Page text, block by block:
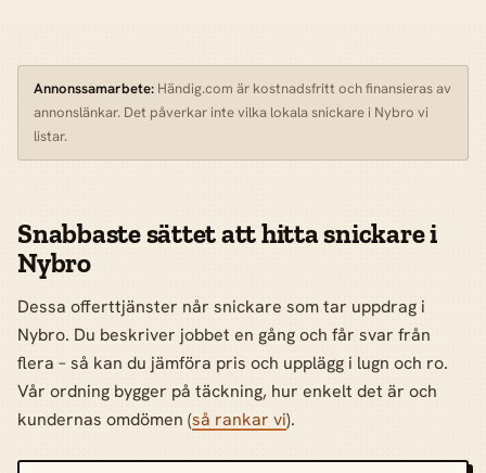
Annonssamarbete: Händig.com är kostnadsfritt och finansieras av
annonslänkar. Det påverkar inte vilka lokala snickare i Nybro vi
listar.
Snabbaste sättet att hitta snickare i
Nybro
Dessa offerttjänster når snickare som tar uppdrag i
Nybro. Du beskriver jobbet en gång och får svar från
flera – så kan du jämföra pris och upplägg i lugn och ro.
Vår ordning bygger på täckning, hur enkelt det är och
kundernas omdömen (så rankar vi).